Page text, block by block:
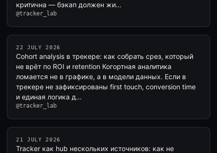
критична — бэкап должен жи…
@tracker_lab
22 JULY 2026
Cohort analysis в трекере: как собрать срез, который
не врёт по ROI и retention Когортная аналитика
ломается не в графике, а в модели данных. Если в
трекере не зафиксированы first touch, conversion time
и единая логика д…
@tracker_lab
21 JULY 2026
Tracker как hub нескольких источников: как не